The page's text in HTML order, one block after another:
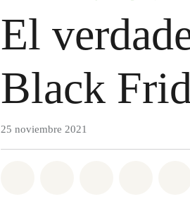
El
Black
25 noviembre 2021